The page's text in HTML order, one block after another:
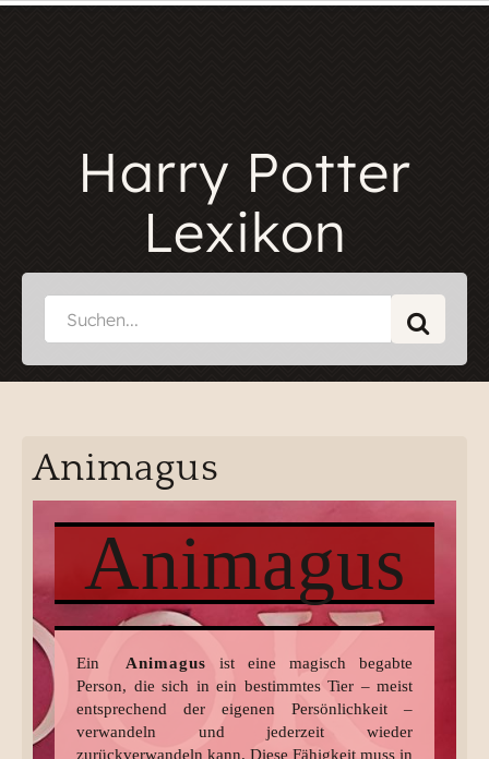
Harry Potter
Lexikon
Animagus
Animagus
Ein Animagus ist eine magisch begabte
Person, die sich in ein bestimmtes Tier – meist
entsprechend der eigenen Persönlichkeit –
verwandeln und jederzeit wieder
zurückverwandeln kann. Diese Fähigkeit muss in